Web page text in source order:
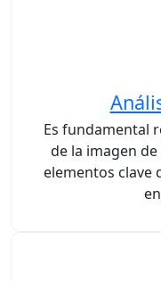
Es fundamental
de la imagen
elementos clave